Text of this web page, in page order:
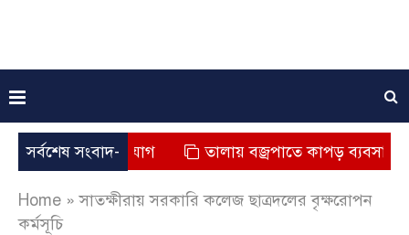
সর্বশেষ সংবাদ-
মৃত্যুর অভিযোগ তালায় বজ্রপাতে কাপড় ব্যবসায়ীর মৃত্যু
Home »সাতক্ষীরায় সরকারি কলেজ ছাত্রদলের বৃক্ষরোপন
কর্মসূচি